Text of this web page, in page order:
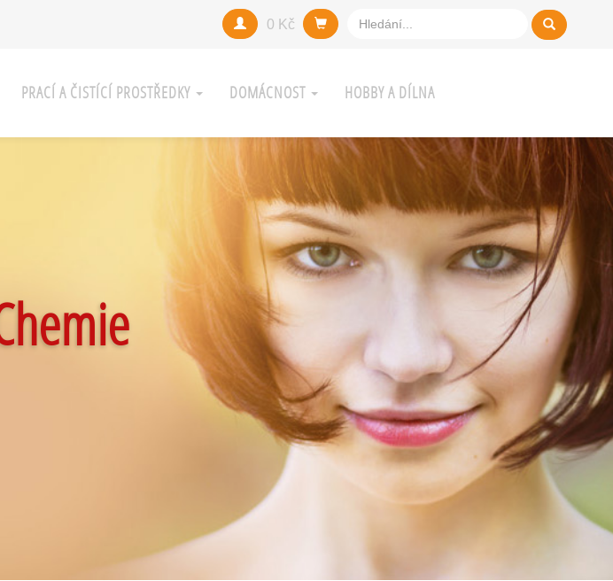
0 Kč
PRACÍ A ČISTÍCÍ PROSTŘEDKY DOMÁCNOST HOBBY A DÍLNA